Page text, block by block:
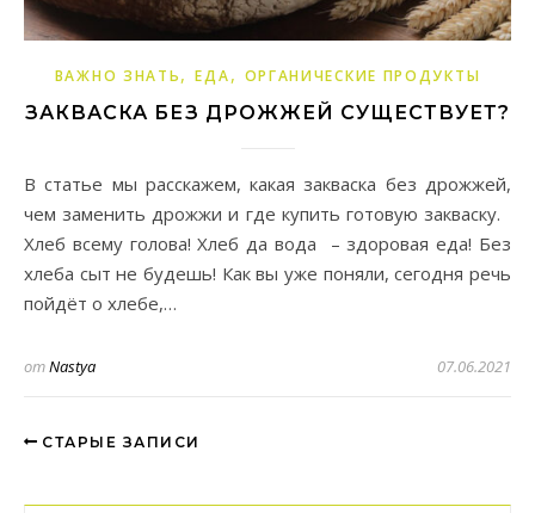
ВАЖНО ЗНАТЬ,ЕДА, ОРГАНИЧЕСКИЕ ПРОДУКТЫ
ЗАКВАСКА БЕЗ ДРОЖЖЕЙ СУЩЕСТВУЕТ?
В статье мы расскажем, какая закваска без дрожжей,
чем заменить дрожжи и где купить готовую закваску.
Хлеб всему голова! Хлеб да вода – здоровая еда! Без
хлеба сыт не будешь! Как вы уже поняли, сегодня речь
пойдёт о хлебе,…
отNastya 07.06.2021
СТАРЫЕ ЗАПИСИ